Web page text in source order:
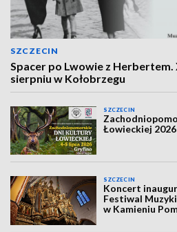
SZCZECIN
Spacer po Lwowie z Herbertem.
sierpniu w Kołobrzegu
SZCZECIN
Łowieckiej
SZCZECIN
Koncert
Festiwal
w Kamieniu